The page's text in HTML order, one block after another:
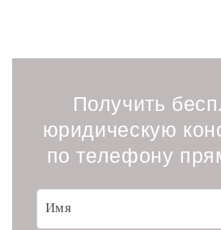
Получить
юридическую
по телефону